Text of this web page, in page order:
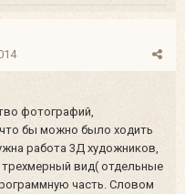
фотографий,
бы можно было ходить
работа 3Д художников,
вид( отдельные
часть. Словом